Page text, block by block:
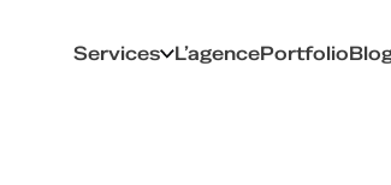
Services L’agencePortfolio